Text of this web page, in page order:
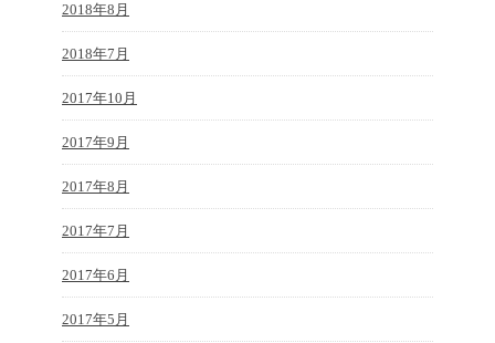
2018年8月
2018年7月
2017年10月
2017年9月
2017年8月
2017年7月
2017年6月
2017年5月